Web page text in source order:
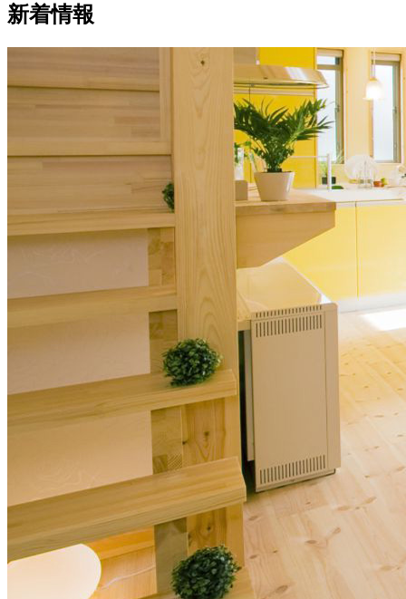
新着情報